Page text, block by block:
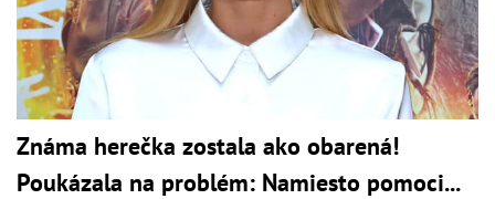
Známa herečka zostala ako obarená!
Poukázala na problém: Namiesto pomoci...